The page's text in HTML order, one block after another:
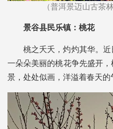
（普洱景迈山古茶
景谷县民乐镇：桃花
桃之夭夭，灼灼其华。近
一朵朵美丽的桃花争先盛开
景，处处似画，洋溢着春天的